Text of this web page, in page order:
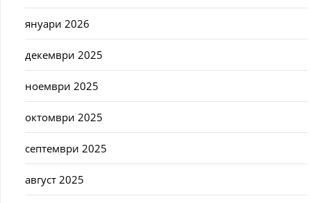
януари 2026
декември 2025
ноември 2025
октомври 2025
септември 2025
август 2025